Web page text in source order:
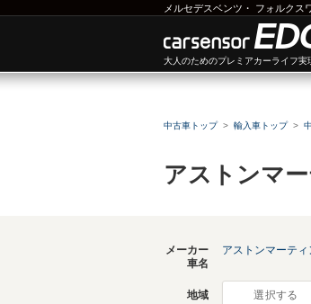
メルセデスベンツ ・ フォルクス
大人のためのプレミアカーライフ
中古車トップ 輸入車トップ
アストンマ
メーカー
車名
アストンマーティ
地域 選択する